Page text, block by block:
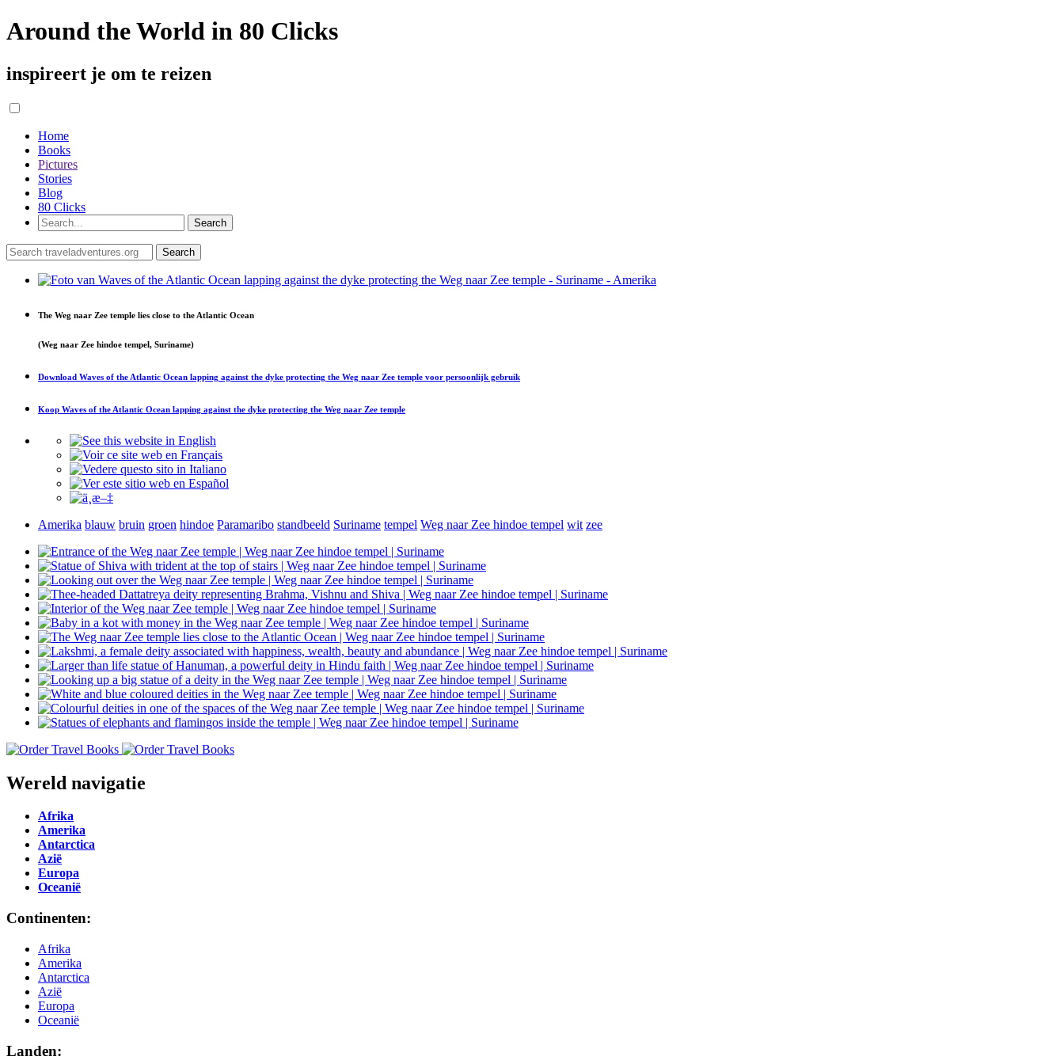
Around the World in 80 Clicks
inspireert je om te reizen
Home
Books
Pictures
Stories
Blog
80 Clicks
The Weg naar Zee temple lies close to the Atlantic Ocean
(Weg naar Zee hindoe tempel, Suriname)
Download Waves of the Atlantic Ocean lapping against the dyke protecting the Weg naar Zee temple voor persoonlijk gebruik
Koop Waves of the Atlantic Ocean lapping against the dyke protecting the Weg naar Zee temple
Amerika blauw bruin groen hindoe Paramaribo standbeeld Suriname tempel Weg naar Zee hindoe tempel wit zee
Wereld navigatie
Afrika
Amerika
Antarctica
Azië
Europa
Oceanië
Continenten:
Afrika
Amerika
Antarctica
Azië
Europa
Oceanië
Landen: